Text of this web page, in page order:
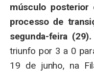
músculo
processo de
segunda-feira (29).
triunfo por 3 a 0
19 de junho, na